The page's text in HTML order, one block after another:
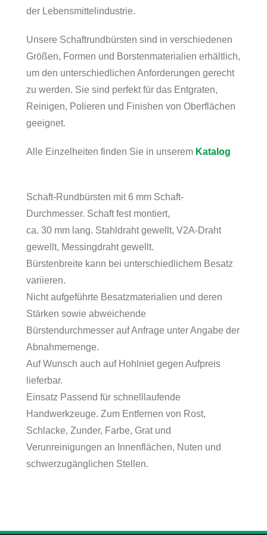
der Lebensmittelindustrie.
Unsere Schaftrundbürsten sind in verschiedenen
Größen, Formen und Borstenmaterialien erhältlich,
um den unterschiedlichen Anforderungen gerecht
zu werden. Sie sind perfekt für das Entgraten,
Reinigen, Polieren und Finishen von Oberflächen
geeignet.
Alle Einzelheiten finden Sie in unserem Katalog
Schaft-Rundbürsten mit 6 mm Schaft-
Durchmesser. Schaft fest montiert,
ca. 30 mm lang. Stahldraht gewellt, V2A-Draht
gewellt, Messingdraht gewellt.
Bürstenbreite kann bei unterschiedlichem Besatz
variieren.
Nicht aufgeführte Besatzmaterialien und deren
Stärken sowie abweichende
Bürstendurchmesser auf Anfrage unter Angabe der
Abnahmemenge.
Auf Wunsch auch auf Hohlniet gegen Aufpreis
lieferbar.
Einsatz Passend für schnelllaufende
Handwerkzeuge. Zum Entfernen von Rost,
Schlacke, Zunder, Farbe, Grat und
Verunreinigungen an Innenflächen, Nuten und
schwerzugänglichen Stellen.